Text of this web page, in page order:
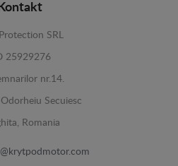
Kontakt
SRL
25929276
nr.14.
Secuiesc
Romania